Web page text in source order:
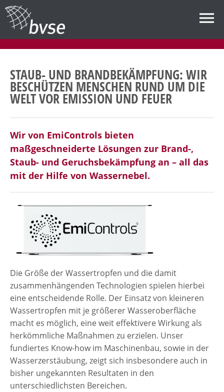
STAUB- UND BRANDBEKÄMPFUNG: WIR
BESCHÜTZEN MENSCHEN RUND UM DIE
WELT VOR EMISSION UND FEUER
Wir von EmiControls bieten
maßgeschneiderte Lösungen zur Brand-,
Staub- und Geruchsbekämpfung an – all das
mit der Hilfe von Wassernebel.
Die Größe der Wassertropfen und die damit
zusammenhängenden Technologien spielen hierbei
eine entscheidende Rolle. Der Einsatz von kleineren
Wassertropfen mit je größerer Wasseroberfläche
macht es möglich, eine weit effektivere Wirkung als
herkömmliche Maßnahmen zu erzielen. Unser
fundiertes Know-how im Maschinenbau, sowie in der
Wasserzerstäubung, zeigt sich insbesondere auch in
bisher ungekannten Resultaten in den
unterschiedlichsten Bereichen.​